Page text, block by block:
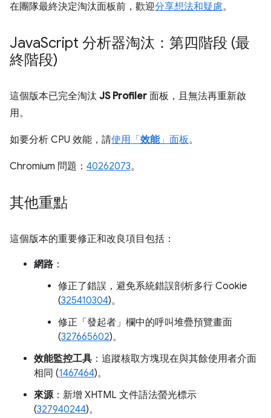
在團隊最終決定淘汰面板前，歡迎分享想法和疑慮。
JavaScript 分析器淘汰：第四階段 (最
終階段)
這個版本已完全淘汰 JS Profiler 面板，且無法再重新啟
用。
如要分析 CPU 效能，請使用「 效能」面板。
Chromium 問題： 40262073。
其他重點
這個版本的重要修正和改良項目包括：
網路 ：
修正了錯誤，避免系統錯誤剖析多行 Cookie
(325410304)。
修正「發起者」 欄中的呼叫堆疊預覽畫面
(327665602)。
效能監控工具 ：追蹤核取方塊現在與其餘使用者介面
相同 (1467464)。
來源：新增 XHTML 文件語法螢光標示
(327940244)。